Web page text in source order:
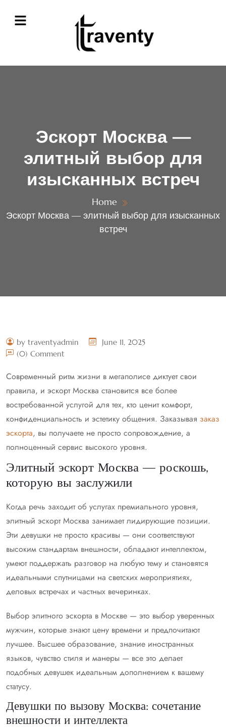
Эскорт Москва —
элитный выбор для
изысканных встреч
Home
Эскорт Москва — элитный выбор для изысканных
встреч
by traventyadmin
June 11, 2025
(0) Comment
Современный ритм жизни в мегаполисе диктует свои
правила, и эскорт Москва становится все более
востребованной услугой для тех, кто ценит комфорт,
конфиденциальность и эстетику общения. Заказывая заказ
эскорта, вы получаете не просто сопровождение, а
полноценный сервис высокого уровня.
Элитный эскорт Москва — роскошь,
которую вы заслужили
Когда речь заходит об услугах премиального уровня,
элитный эскорт Москва занимает лидирующие позиции.
Эти девушки не просто красивы — они соответствуют
высоким стандартам внешности, обладают интеллектом,
умеют поддержать разговор на любую тему и становятся
идеальными спутницами на светских мероприятиях,
деловых встречах и частных вечеринках.
Выбор элитного эскорта в Москве — это выбор уверенных
мужчин, которые знают цену времени и предпочитают
лучшее. Высшее образование, знание иностранных
языков, чувство стиля и манеры — все это делает
подобных девушек идеальным дополнением к вашему
статусу.
Девушки по вызову Москва: сочетание
внешности и интеллекта